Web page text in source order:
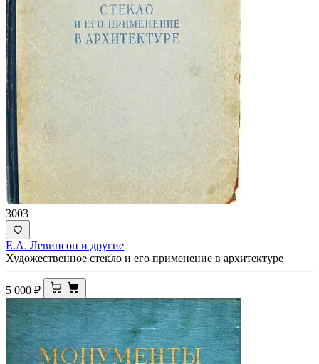
3003
Е.А. Левинсон и другие
Художественное стекло и его применение в архитектуре
5 000 ₽